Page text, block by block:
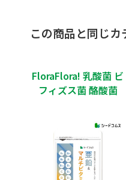
この商品と同じカ
FloraFlora! 乳酸菌 ビ
フィズス菌 酪酸菌